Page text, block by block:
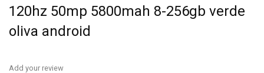
120hz 50mp 5800mah 8-256gb verde
oliva android
Add your review